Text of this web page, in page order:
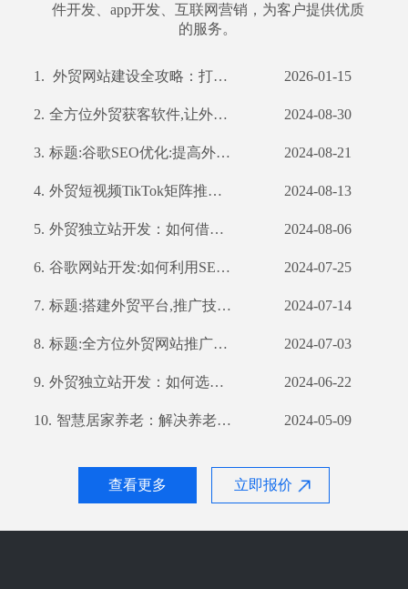
件开发、app开发、互联网营销，为客户提供优质
的服务。
查看更多 立即报价
1. 外贸网站建设全攻略：打造国际化平台，赢在起点 2026-01-15
2. 全方位外贸获客软件,让外贸业务更轻松 2024-08-30
3. 标题:谷歌SEO优化:提高外贸企业全球曝光率 2024-08-21
4. 外贸短视频TikTok矩阵推广：如何利用TikTok扩大国际市场 2024-08-13
5. 外贸独立站开发：如何借助公司优势打造高效营销渠道 2024-08-06
6. 谷歌网站开发:如何利用SEO优化提高网站流量和转化率 2024-07-25
7. 标题:搭建外贸平台,推广技巧不容错过 2024-07-14
8. 标题:全方位外贸网站推广策略,提高你的网站曝光率 2024-07-03
9. 外贸独立站开发：如何选择合适的开发公司？ 2024-06-22
10. 智慧居家养老：解决养老难题的新思路 2024-05-09